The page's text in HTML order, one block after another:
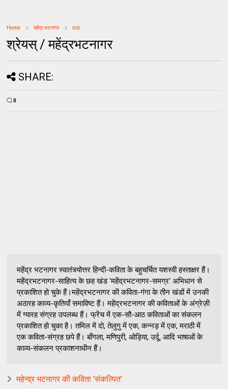
Home महेंद्र भटनागर mb
श्रेयस् / महेंद्रभटनागर
SHARE:
0
महेंद्र भटनागर स्वातंत्र्योत्तर हिन्दी-कविता के बहुचर्चित यशस्वी हस्ताक्षर हैं।
महेंद्रभटनागर-साहित्य के छह खंड 'महेंद्रभटनागर-समग्र' अभिधान से
प्रकाशित हो चुके हैं।महेंद्रभटनागर की कविता-गंगा के तीन खंडों में उनकी
अठारह काव्य-कृतियाँ समाविष्ट हैं। महेंद्रभटनागर की कविताओं के अंग्रेज़ी
में ग्यारह संग्रह उपलब्ध हैं। फ्रेंच में एक-सौ-आठ कविताओं का संकलन
प्रकाशित हो चुका है। तमिल में दो, तेलुगु में एक, कन्नड़ में एक, मराठी में
एक कविता-संग्रह छपे हैं। बाँगला, मणिपुरी, ओड़िया, उर्दू, आदि भाषाओं के
काव्य-संकलन प्रकाशनाधीन हैं।
महेन्द्र भटनागर की कविता 'संकल्पित'